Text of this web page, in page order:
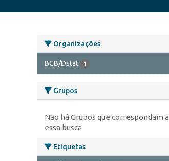
Organizações
BCB/Dstat 1
Grupos
Não há Grupos que correspondam a
essa busca
Etiquetas